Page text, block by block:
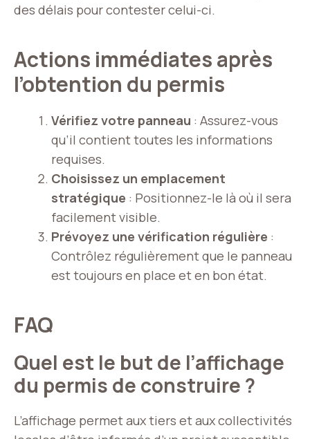
des délais pour contester celui-ci.
Actions immédiates après
l’obtention du permis
Vérifiez votre panneau : Assurez-vous
qu’il contient toutes les informations
requises.
Choisissez un emplacement
stratégique : Positionnez-le là où il sera
facilement visible.
Prévoyez une vérification régulière :
Contrôlez régulièrement que le panneau
est toujours en place et en bon état.
FAQ
Quel est le but de l’affichage
du permis de construire ?
L’affichage permet aux tiers et aux collectivités